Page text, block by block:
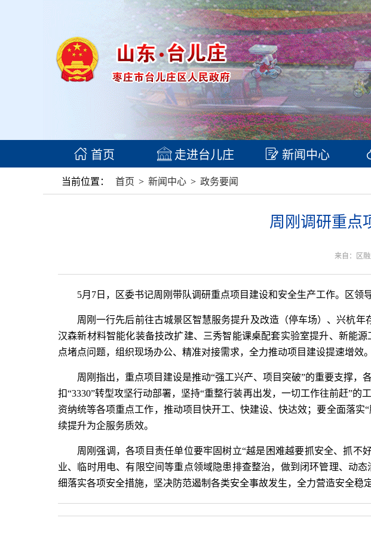
首页 走进台儿庄 新闻中心
当前位置： 首页 > 新闻中心 > 政务要闻
周刚调研重点
来自：区
5月7日，区委书记周刚带队调研重点项目建设和安全生产工作。区领
周刚一行先后前往古城景区智慧服务提升及改造（停车场）、兴杭
汉森新材料智能化装备技改扩建、三秀智能课桌配套实验室提升、新能
点堵点问题，组织现场办公、精准对接需求，全力推动项目建设提速增效。
周刚指出，重点项目建设是推动“强工兴产、项目突破”的重要支撑
扣“3330”转型攻坚行动部署，坚持“重整行装再出发，一切工作往前赶”
资纳统等各项重点工作，推动项目快开工、快建设、快达效；要全面落
续提升为企服务质效。
周刚强调，各项目责任单位要牢固树立“越是困难越要抓安全、抓
业、临时用电、有限空间等重点领域隐患排查整治，做到闭环管理、动
细落实各项安全措施，坚决防范遏制各类安全事故发生，全力营造安全稳